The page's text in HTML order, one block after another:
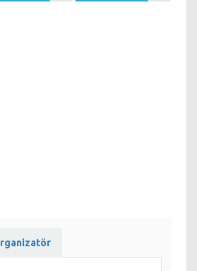
bilgi almak ve ulaşım: